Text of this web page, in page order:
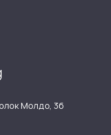
Молдо, 3б